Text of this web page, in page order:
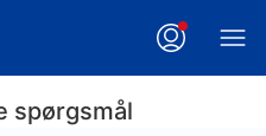
spørgsmål